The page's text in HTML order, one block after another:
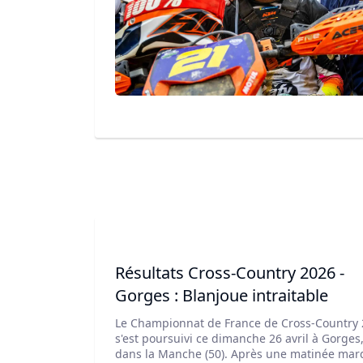
course.
Résultats Cross-Country 2026 -
Gorges : Blanjoue intraitable
Le Championnat de France de Cross-Country
s'est poursuivi ce dimanche 26 avril à Gorges,
dans la Manche (50). Après une matinée